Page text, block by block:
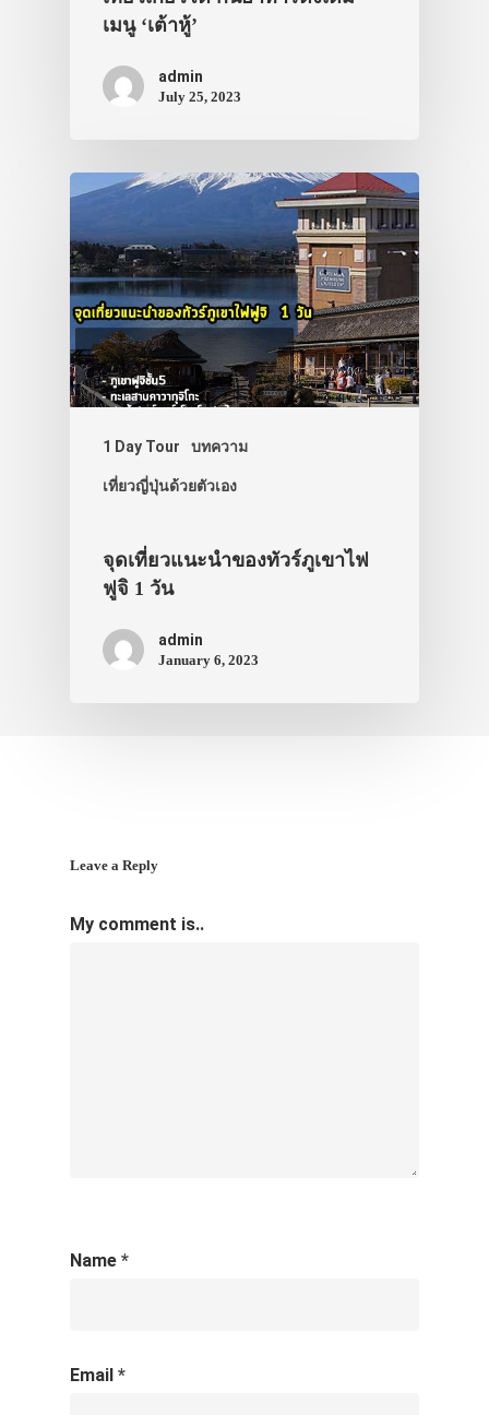
เมนู ‘เต้าหู้’
admin
July 25, 2023
1 Day Tour บทความ
เที่ยวญี่ปุ่นด้วยตัวเอง
จุดเที่ยวแนะนำของทัวร์ภูเขาไฟ
ฟูจิ 1 วัน
admin
January 6, 2023
Leave a Reply
My comment is..
Name *
Email *